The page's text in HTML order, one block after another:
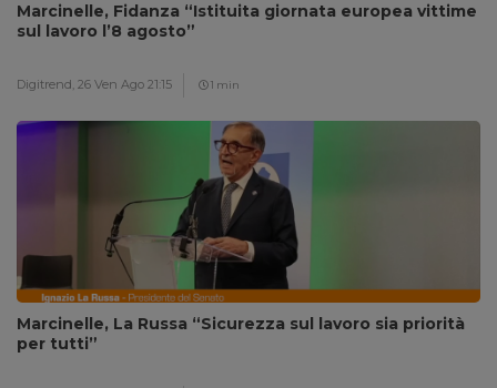
Marcinelle, Fidanza “Istituita giornata europea vittime
sul lavoro l’8 agosto”
Digitrend, 26 Ven Ago 21:15 1 min
Marcinelle, La Russa “Sicurezza sul lavoro sia priorità
per tutti”